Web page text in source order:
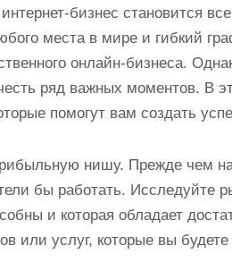
бизнес становится
места в мире и гибкий
онлайн-бизнеса.
ряд важных моментов. В
помогут вам создать
нишу. Прежде чем
бы работать. Исследуйте
и которая обладает
или услуг, которые вы будете